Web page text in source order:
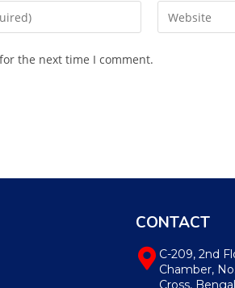
the next time I comment.
CONTACT
C-209, 2nd
Chamber,
Cross,